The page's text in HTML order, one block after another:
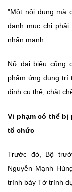
"Một nội dung mà
danh mục chi phải
nhấn mạnh.
Nữ đại biểu cũng
phẩm ứng dụng trí
định cụ thể, chặt
Vi phạm có thể
tổ chức
Trước đó, Bộ
Nguyễn Mạnh
trình bày Tờ trình